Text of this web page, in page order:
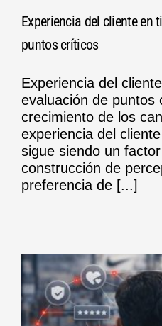
Experiencia del cliente en
puntos críticos
Experiencia del
evaluación de puntos
crecimiento de los
experiencia del
sigue siendo un
construcción de
preferencia de [...]